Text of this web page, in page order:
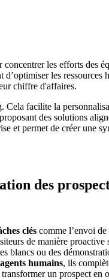
concentrer les efforts des
les
chiffre d'affaires.
Cela facilite la
des solutions
et permet de créer une
des
clés comme l’envoi
de manière
blancs ou des
humains, ils
un prospect en